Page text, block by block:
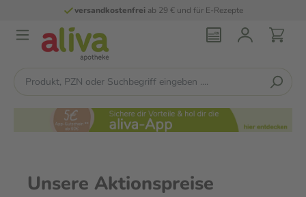
versandkostenfreiab 29 € und für E-Rezepte
Unsere Aktionspreise